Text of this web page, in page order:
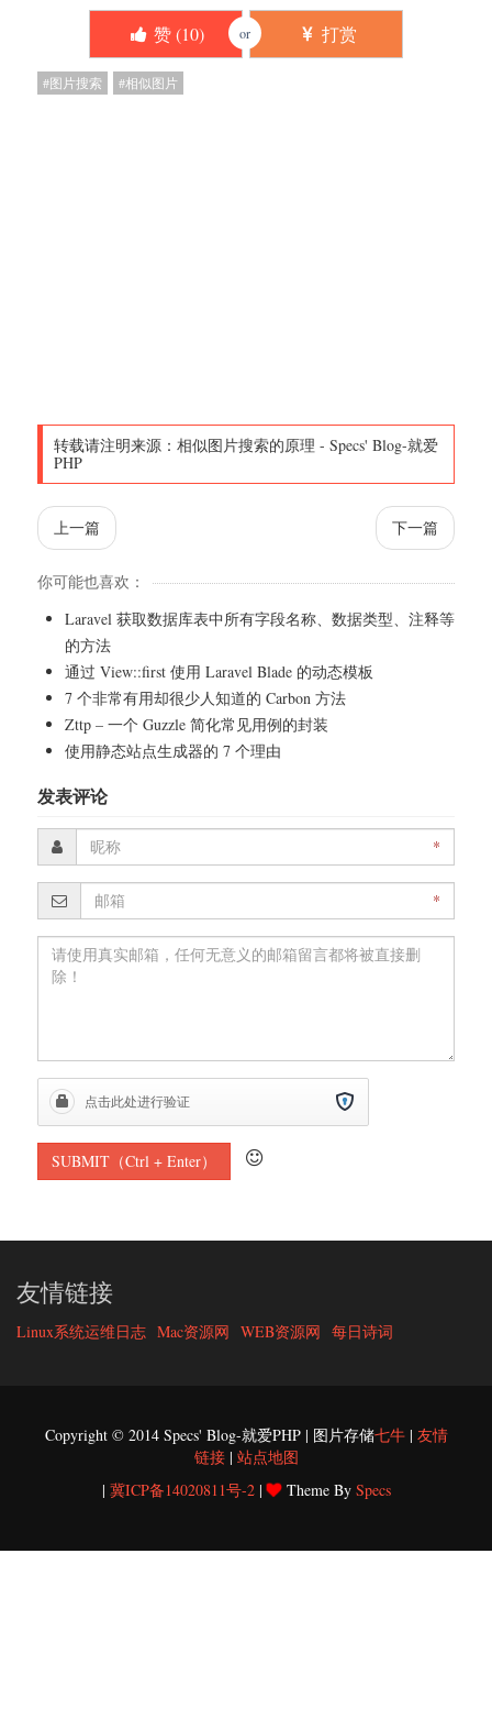
赞 (10) or 打赏
图片搜索 相似图片
转载请注明来源： 相似图片搜索的原理 - Specs' Blog-就爱
PHP
上一篇 下一篇
你可能也喜欢：
Laravel 获取数据库表中所有字段名称、数据类型、注释等
的方法
通过 View::first 使用 Laravel Blade 的动态模板
7 个非常有用却很少人知道的 Carbon 方法
Zttp – 一个 Guzzle 简化常见用例的封装
使用静态站点生成器的 7 个理由
发表评论
*
*
友情链接
Linux系统运维日志 Mac资源网 WEB资源网 每日诗词
Copyright © 2014 Specs' Blog-就爱PHP | 图片存储七牛| 友情
链接| 站点地图
| 冀ICP备14020811号-2| Theme By Specs